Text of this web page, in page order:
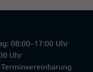
08:00–17:00 Uhr
Uhr